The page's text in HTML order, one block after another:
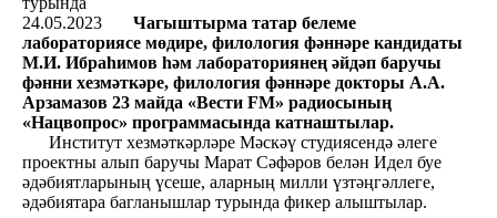
24.05.2023
Чагыштырма татар белеме
лабораториясе мөдире, филология фәннәре кандидаты
М.И. Ибраһимов һәм лабораториянең әйдәп баручы
фәнни хезмәткәре, филология фәннәре докторы А.А.
Арзамазов 23 майда «Вести FM» радиосының
«Нацвопрос» программасында катнаштылар.
Институт хезмәткәрләре Мәскәү студиясендә әлеге
проектны алып баручы Марат Сәфәров белән Идел буе
әдәбиятларының үсеше, аларның милли үзтәңгәллеге,
әдәбиятара багланышлар турында фикер алыштылар.